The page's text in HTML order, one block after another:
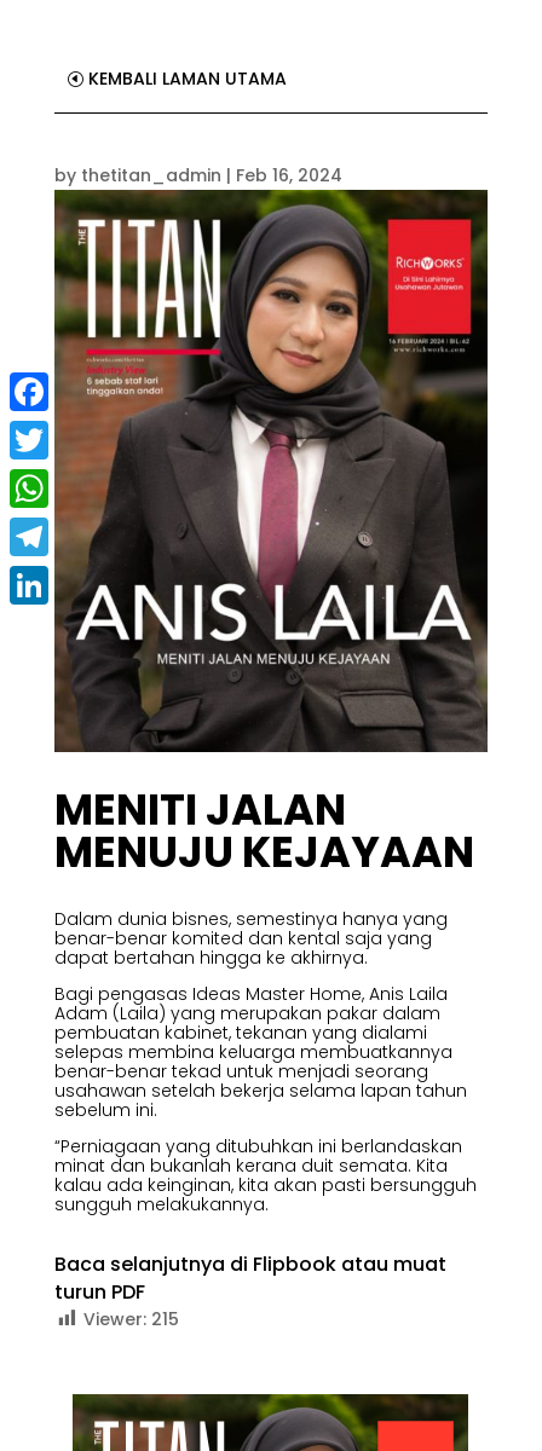
KEMBALI LAMAN UTAMA
by thetitan_admin | Feb 16, 2024
MENITI JALAN
MENUJU KEJAYAAN
Dalam dunia bisnes, semestinya hanya yang
benar-benar komited dan kental saja yang
dapat bertahan hingga ke akhirnya.
Bagi pengasas Ideas Master Home, Anis Laila
Adam (Laila) yang merupakan pakar dalam
pembuatan kabinet, tekanan yang dialami
selepas membina keluarga membuatkannya
benar-benar tekad untuk menjadi seorang
usahawan setelah bekerja selama lapan tahun
sebelum ini.
“Perniagaan yang ditubuhkan ini berlandaskan
minat dan bukanlah kerana duit semata. Kita
kalau ada keinginan, kita akan pasti bersungguh
sungguh melakukannya.
Baca selanjutnya di Flipbook atau muat
turun PDF
Viewer: 215
Facebook
Twitter
WhatsApp
Telegram
LinkedIn